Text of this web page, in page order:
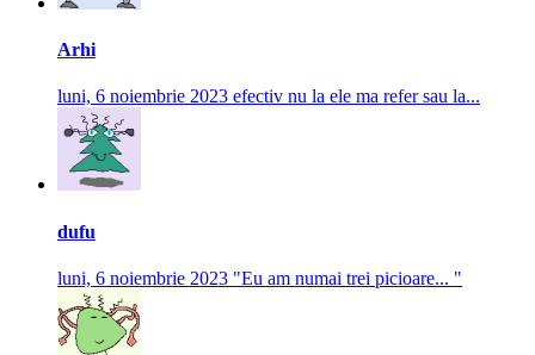
Arhi
luni, 6 noiembrie 2023 efectiv nu la ele ma refer sau la...
dufu
luni, 6 noiembrie 2023 "Eu am numai trei picioare... "